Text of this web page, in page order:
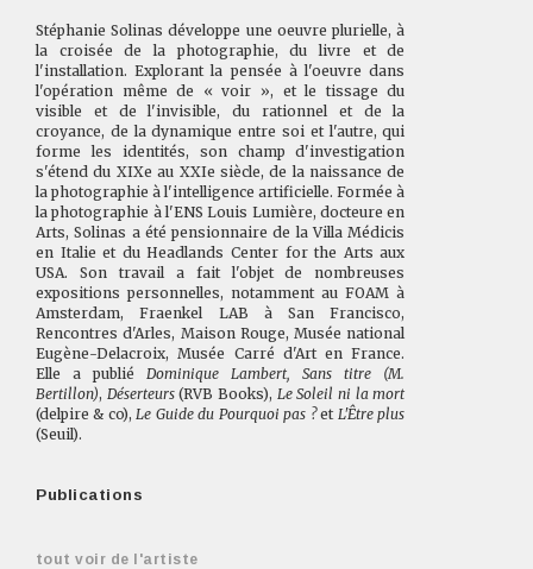
Stéphanie Solinas développe une oeuvre plurielle, à
la croisée de la photographie, du livre et de
l'installation. Explorant la pensée à l'oeuvre dans
l'opération même de « voir », et le tissage du
visible et de l'invisible, du rationnel et de la
croyance, de la dynamique entre soi et l'autre, qui
forme les identités, son champ d'investigation
s'étend du XIXe au XXIe siècle, de la naissance de
la photographie à l'intelligence artificielle. Formée à
la photographie à l'ENS Louis Lumière, docteure en
Arts, Solinas a été pensionnaire de la Villa Médicis
en Italie et du Headlands Center for the Arts aux
USA. Son travail a fait l'objet de nombreuses
expositions personnelles, notamment au FOAM à
Amsterdam, Fraenkel LAB à San Francisco,
Rencontres d'Arles, Maison Rouge, Musée national
Eugène-Delacroix, Musée Carré d'Art en France.
Elle a publié Dominique Lambert, Sans titre (M.
Bertillon), Déserteurs(RVB Books), Le Soleil ni la mort
(delpire & co), Le Guide du Pourquoi pas ?et L'Être plus
(Seuil).
Publications
tout voir de l'artiste